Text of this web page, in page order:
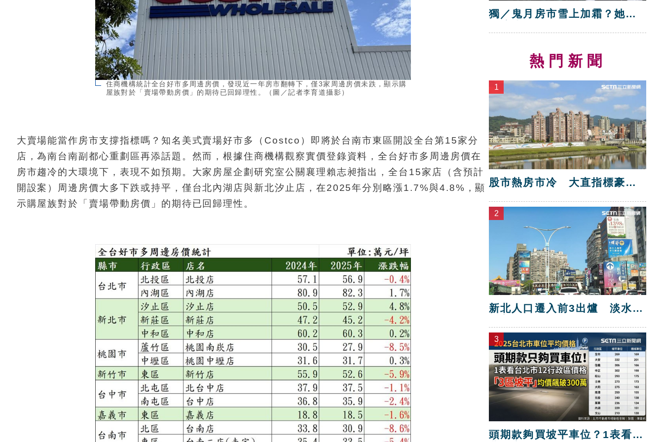
住商機構統計全台好市多周邊房價，發現近一年房市翻轉下，僅3家周邊房價未跌，顯示購
屋族對於「賣場帶動房價」的期待已回歸理性。（圖／記者李育道攝影）
大賣場能當作房市支撐指標嗎？知名美式賣場好市多（Costco）即將於台南市東區開設全台第15家分
店，為南台南副都心重劃區再添話題。然而，根據住商機構觀察實價登錄資料，全台好市多周邊房價在
房市趨冷的大環境下，表現不如預期。大家房屋企劃研究室公關襄理賴志昶指出，全台15家店（含預計
開設案）周邊房價大多下跌或持平，僅台北內湖店與新北汐止店，在2025年分別略漲1.7%與4.8%，顯
示購屋族對於「賣場帶動房價」的期待已回歸理性。
獨／鬼月房市雪上加霜？她：
熱門新聞
1
股市熱房市冷 大直指標豪宅
2
新北人口遷入前3出爐 淡水逾
3
頭期款夠買坡平車位？1表看台